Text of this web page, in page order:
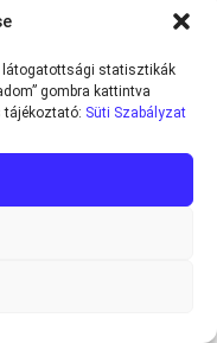
látogatottsági statisztikák
gombra kattintva
tájékoztató: Süti Szabályzat